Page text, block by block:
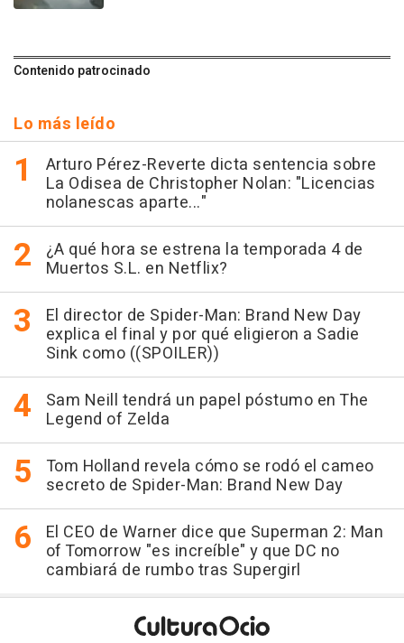
Contenido patrocinado
Lo más leído
Arturo Pérez-Reverte dicta sentencia sobre
La Odisea de Christopher Nolan: "Licencias
nolanescas aparte..."
¿A qué hora se estrena la temporada 4 de
Muertos S.L. en Netflix?
El director de Spider-Man: Brand New Day
explica el final y por qué eligieron a Sadie
Sink como ((SPOILER))
Sam Neill tendrá un papel póstumo en The
Legend of Zelda
Tom Holland revela cómo se rodó el cameo
secreto de Spider-Man: Brand New Day
El CEO de Warner dice que Superman 2: Man
of Tomorrow "es increíble" y que DC no
cambiará de rumbo tras Supergirl